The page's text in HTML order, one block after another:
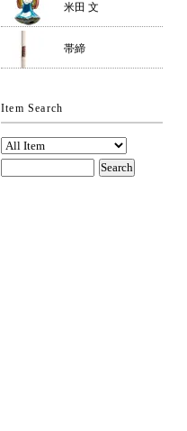
米田 文
帯締
Item Search